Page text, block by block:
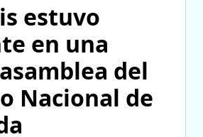
estuvo
en una
del
Nacional de